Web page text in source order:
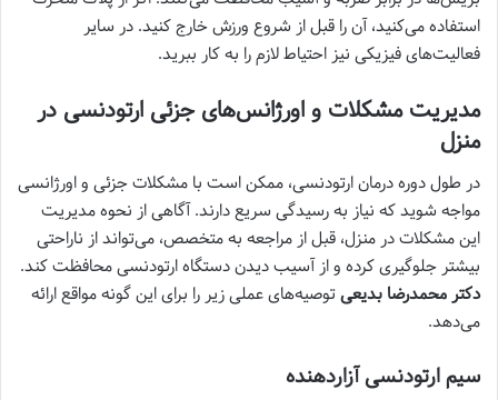
استفاده می‌کنید، آن را قبل از شروع ورزش خارج کنید. در سایر
فعالیت‌های فیزیکی نیز احتیاط لازم را به کار ببرید.
مدیریت مشکلات و اورژانس‌های جزئی ارتودنسی در
منزل
در طول دوره درمان ارتودنسی، ممکن است با مشکلات جزئی و اورژانسی
مواجه شوید که نیاز به رسیدگی سریع دارند. آگاهی از نحوه مدیریت
این مشکلات در منزل، قبل از مراجعه به متخصص، می‌تواند از ناراحتی
بیشتر جلوگیری کرده و از آسیب دیدن دستگاه ارتودنسی محافظت کند.
دکتر محمدرضا بدیعی توصیه‌های عملی زیر را برای این گونه مواقع ارائه
می‌دهد.
سیم ارتودنسی آزاردهنده